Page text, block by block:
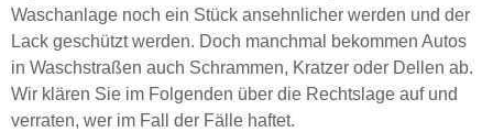
Waschanlage noch ein Stück ansehnlicher werden und der
Lack geschützt werden. Doch manchmal bekommen Autos
in Waschstraßen auch Schrammen, Kratzer oder Dellen ab.
Wir klären Sie im Folgenden über die Rechtslage auf und
verraten, wer im Fall der Fälle haftet.